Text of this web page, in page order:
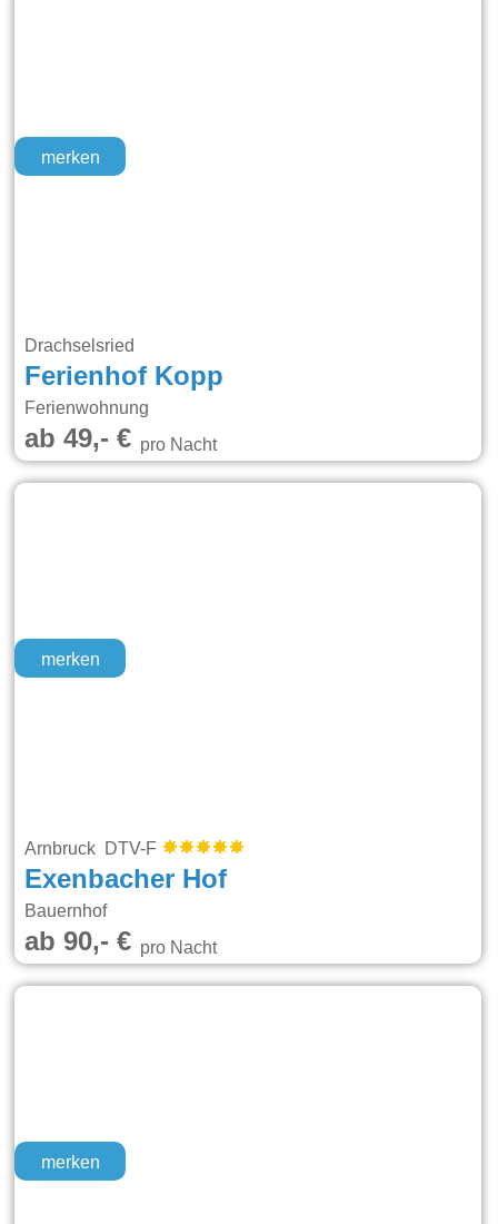
merken
Drachselsried
Ferienhof Kopp
Ferienwohnung
ab 49,- €pro Nacht
merken
Arnbruck DTV-F
Exenbacher Hof
Bauernhof
ab 90,- €pro Nacht
merken